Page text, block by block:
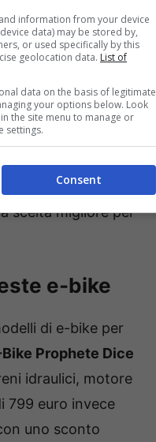
inquinanti.
ci si aspetta
sempre più
nel settore
a dir poco
dato che le
scelta migliore per
e-bike
di e-bike per
Prophete Dice
idraulici, motore
799 euro invece
uno sconto
information from your device
data) may be stored by,
or used specifically by this
geolocation data. List of
data on the basis of legitimate
your options below. Look
the site menu to manage or
settings.
Consent